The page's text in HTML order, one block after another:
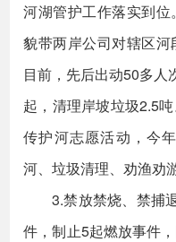
河湖管护工作落实到
貌带两岸公司对辖区
目前，先后出动50多
起，清理岸坡垃圾2.5
传护河志愿活动，今
河、垃圾清理、劝渔劝
3.禁放禁烧、禁捕
件，制止5起燃放事件